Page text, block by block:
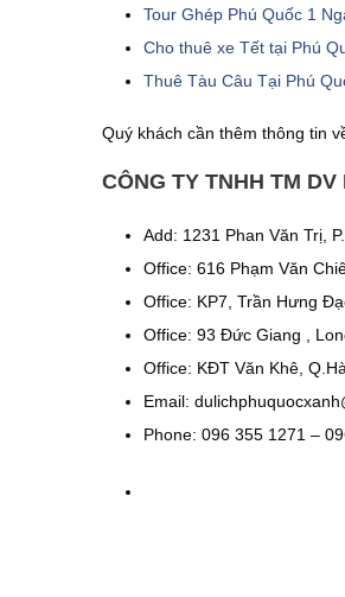
Tour Ghép Phú Quốc 1
Cho thuê xe Tết tại Phú
Thuê Tàu Câu Tại Phú
Quý khách cần thêm thông tin
CÔNG TY TNHH TM
Add: 1231 Phan Văn Trị,
Office: 616 Phạm Văn
Office: KP7, Trần Hưng
Office: 93 Đức Giang ,
Office: KĐT Văn Khê,
Email:
Phone: 096 355 1271 –